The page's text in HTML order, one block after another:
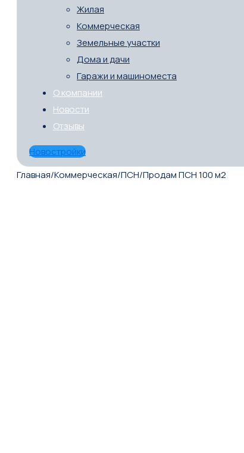
Жилая
Коммерческая
Земельные участки
Дома и дачи
Гаражи и машиноместа
О компании
Новости
Отзывы
Новостройки
Главная/Коммерческая/ПСН/Продам ПСН 100 м2